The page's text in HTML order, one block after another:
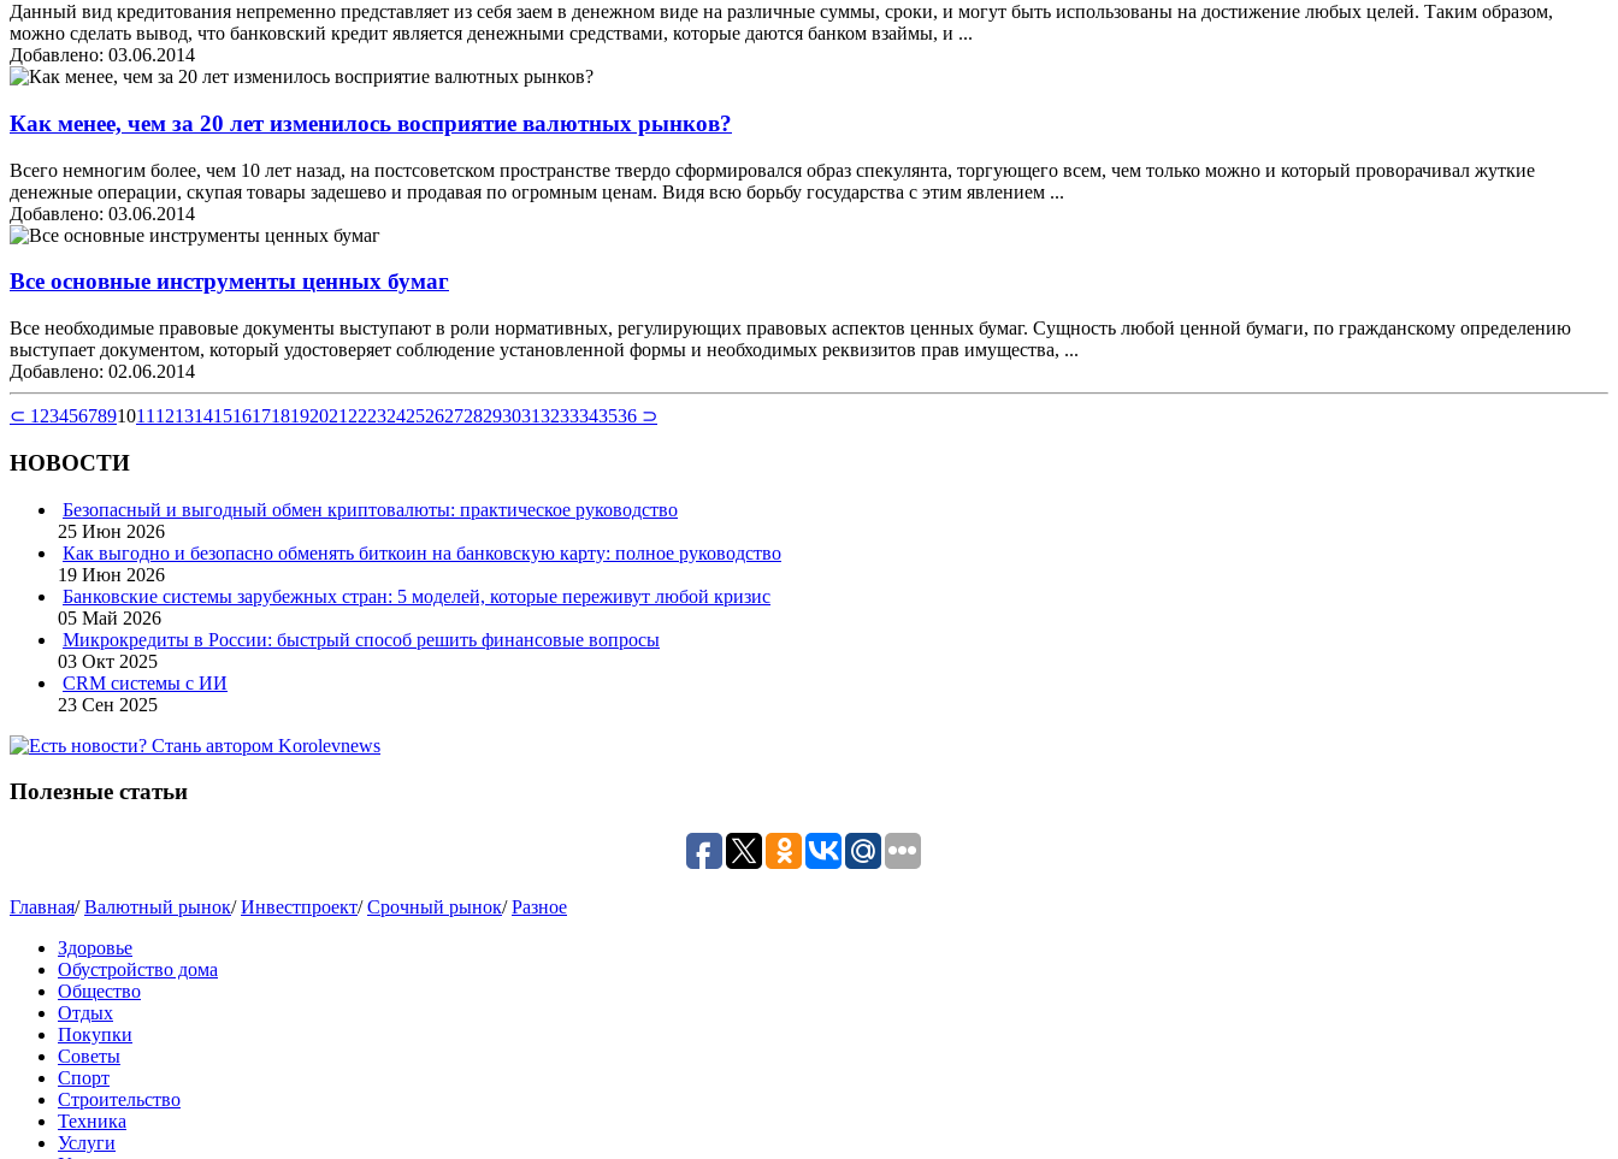
Данный вид кредитования непременно представляет из себя заем в денежном виде на различные суммы, сроки, и могут быть использованы на достижение любых целей. Таким образом,
можно сделать вывод, что банковский кредит является денежными средствами, которые даются банком взаймы, и ...
Добавлено: 03.06.2014
Как менее, чем за 20 лет изменилось восприятие валютных рынков?
Всего немногим более, чем 10 лет назад, на постсоветском пространстве твердо сформировался образ спекулянта, торгующего всем, чем только можно и который проворачивал жуткие
денежные операции, скупая товары задешево и продавая по огромным ценам. Видя всю борьбу государства с этим явлением ...
Добавлено: 03.06.2014
Все основные инструменты ценных бумаг
Все необходимые правовые документы выступают в роли нормативных, регулирующих правовых аспектов ценных бумаг. Сущность любой ценной бумаги, по гражданскому определению
выступает документом, который удостоверяет соблюдение установленной формы и необходимых реквизитов прав имущества, ...
Добавлено: 02.06.2014
⊂ 1 234567891011 12131415161718192021 222324252627282930313233343536 ⊃
НОВОСТИ
Безопасный и выгодный обмен криптовалюты: практическое руководство
25 Июн 2026
Как выгодно и безопасно обменять биткоин на банковскую карту: полное руководство
19 Июн 2026
Банковские системы зарубежных стран: 5 моделей, которые переживут любой кризис
05 Май 2026
Микрокредиты в России: быстрый способ решить финансовые вопросы
03 Окт 2025
CRM системы с ИИ
23 Сен 2025
Полезные статьи
Главная/Валютный рынок/Инвестпроект/Срочный рынок/Разное
Здоровье
Обустройство дома
Общество
Отдых
Покупки
Советы
Спорт
Строительство
Техника
Услуги